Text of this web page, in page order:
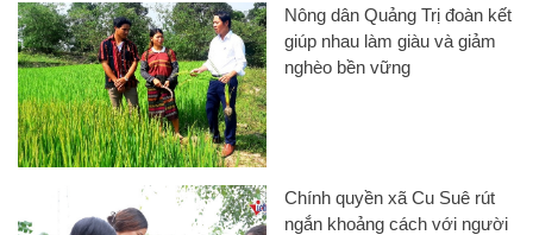
Nông dân Quảng Trị đoàn kết
giúp nhau làm giàu và giảm
nghèo bền vững
Chính quyền xã Cu Suê rút
ngắn khoảng cách với người